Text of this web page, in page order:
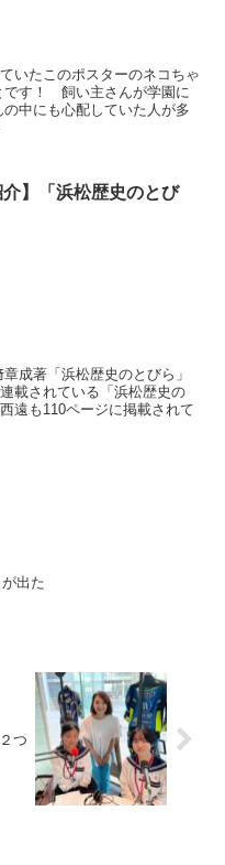
いたこのポスターのネコちゃ
です！ 飼い主さんが学園に
中にも心配していた人が多
介】「浜松歴史のとび
成著「浜松歴史のとびら」
載されている「浜松歴史の
遠も110ページに掲載されて
出た
つ